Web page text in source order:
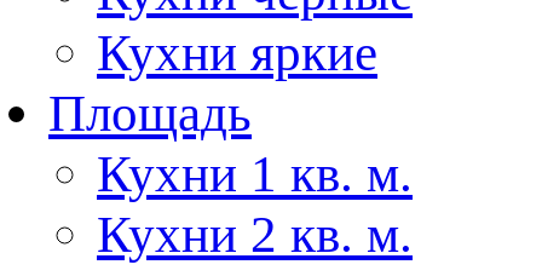
Кухни яркие
Площадь
Кухни 1 кв. м.
Кухни 2 кв. м.